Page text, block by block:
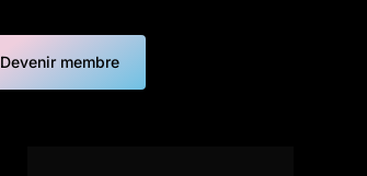
Devenir membre